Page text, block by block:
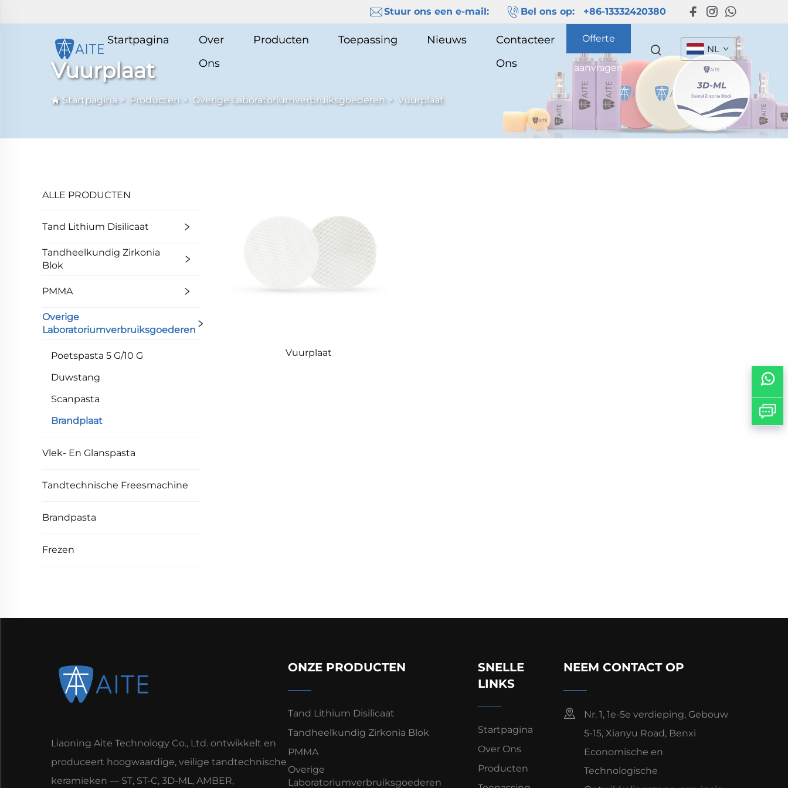
Stuur ons een e-mail: Bel ons op: +86-13332420380
Startpagina
Over
Ons
Producten Toepassing Nieuws
Contacteer
Ons
Offerte
aanvragen
NL
Vuurplaat
Startpagina> Producten> Overige Laboratoriumverbruiksgoederen> Vuurplaat
ALLE PRODUCTEN
Tand Lithium Disilicaat
Tandheelkundig Zirkonia
Blok
PMMA
Overige
Laboratoriumverbruiksgoederen
Poetspasta 5 G/10 G
Duwstang
Scanpasta
Brandplaat
Vlek- En Glanspasta
Tandtechnische Freesmachine
Brandpasta
Frezen
Vuurplaat
Liaoning Aite Technology Co., Ltd. ontwikkelt en
produceert hoogwaardige, veilige tandtechnische
keramieken — ST, ST-C, 3D-ML, AMBER,
ONZE PRODUCTEN
Tand Lithium Disilicaat
Tandheelkundig Zirkonia Blok
PMMA
Overige
Laboratoriumverbruiksgoederen
SNELLE
LINKS
Startpagina
Over Ons
Producten
NEEM CONTACT OP
Nr. 1, 1e-5e verdieping, Gebouw
5-15, Xianyu Road, Benxi
Economische en
Technologische